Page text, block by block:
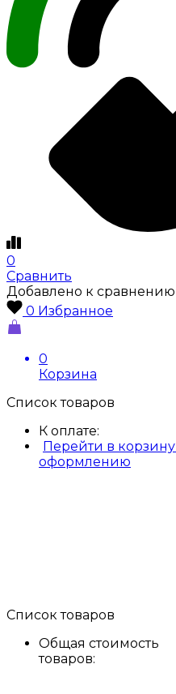
0
Сравнить
Добавлено к сравнению
0 Избранное
0
Корзина
Список товаров
К оплате:
Перейти в корзину
оформлению
Список товаров
Общая стоимость
товаров: